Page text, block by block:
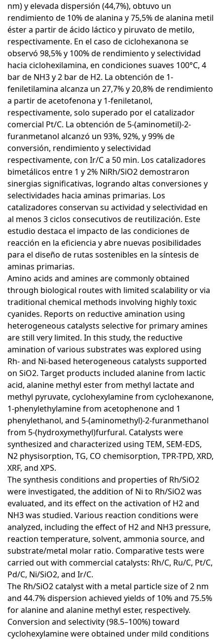
nm) y elevada dispersión (44,7%), obtuvo un
rendimiento de 10% de alanina y 75,5% de alanina metil
éster a partir de ácido láctico y piruvato de metilo,
respectivamente. En el caso de ciclohexanona se
observó 98,5% y 100% de rendimiento y selectividad
hacia ciclohexilamina, en condiciones suaves 100°C, 4
bar de NH3 y 2 bar de H2. La obtención de 1-
feniletilamina alcanza un 27,7% y 20,8% de rendimiento
a partir de acetofenona y 1-feniletanol,
respectivamente, solo superado por el catalizador
comercial Pt/C. La obtención de 5-(aminometil)-2-
furanmetanol alcanzó un 93%, 92%, y 99% de
conversión, rendimiento y selectividad
respectivamente, con Ir/C a 50 min. Los catalizadores
bimetálicos entre 1 y 2% NiRh/SiO2 demostraron
sinergias significativas, logrando altas conversiones y
selectividades hacia aminas primarias. Los
catalizadores conservan su actividad y selectividad en
al menos 3 ciclos consecutivos de reutilización. Este
estudio destaca el impacto de las condiciones de
reacción en la eficiencia y abre nuevas posibilidades
para el diseño de rutas sostenibles en la síntesis de
aminas primarias.
Amino acids and amines are commonly obtained
through biological routes with limited scalability or via
traditional chemical methods involving highly toxic
cyanides. Reports on reductive amination using
heterogeneous catalysts selective for primary amines
are still very limited. In this study, the reductive
amination of various substrates was explored using
Rh- and Ni-based heterogeneous catalysts supported
on SiO2. Target products included alanine from lactic
acid, alanine methyl ester from methyl lactate and
methyl pyruvate, cyclohexylamine from cyclohexanone,
1-phenylethylamine from acetophenone and 1
phenylethanol, and 5-(aminomethyl)-2-furanmethanol
from 5-(hydroxymethyl)furfural. Catalysts were
synthesized and characterized using TEM, SEM-EDS,
N2 physisorption, TG, CO chemisorption, TPR-TPD, XRD,
XRF, and XPS.
The synthesis conditions and properties of Rh/SiO2
were investigated, the addition of Ni to Rh/SiO2 was
evaluated, and its effect on the activation of H2 and
NH3 was studied. Various reaction conditions were
analyzed, including the effect of H2 and NH3 pressure,
reaction temperature, solvent, ammonia source, and
substrate/metal molar ratio. Comparative tests were
carried out with commercial catalysts: Rh/C, Ru/C, Pt/C,
Pd/C, Ni/SiO2, and Ir/C.
The Rh/SiO2 catalyst with a metal particle size of 2 nm
and 44.7% dispersion achieved yields of 10% and 75.5%
for alanine and alanine methyl ester, respectively.
Conversion and selectivity (98.5–100%) toward
cyclohexylamine were obtained under mild conditions